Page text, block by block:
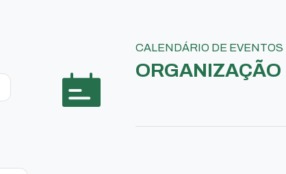
CALENDÁRIO DE EVENTOS
ORGANIZAÇÃO